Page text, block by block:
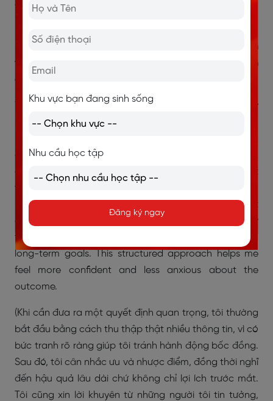
important decisions in your life?
How do you approach making important decisions in
your life? (Bạn tiếp cận việc đưa ra các quyết định
quan trọng trong cuộc sống như thế nào?)
When I need to make an important decision, I usually
start by gathering as much information as possible,
on impulse. Then I weigh the pros and cons and think
about the long-term consequences rather than just
the immediate benefits. I also try to get advice from
people I trust, especially if they have experience in that
area. Once I’ve considered all these factors, I follow
the option that aligns most closely with my values and
long-term goals. This structured approach helps me
feel more confident and less anxious about the
outcome.
(Khi cần đưa ra một quyết định quan trọng, tôi thường
bắt đầu bằng cách thu thập thật nhiều thông tin, vì có
bức tranh rõ ràng giúp tôi tránh hành động bốc đồng.
Sau đó, tôi cân nhắc ưu và nhược điểm, đồng thời nghĩ
đến hậu quả lâu dài chứ không chỉ lợi ích trước mắt.
Tôi cũng xin lời khuyên từ những người tôi tin tưởng,
Khu vực bạn đang sinh sống
Nhu cầu học tập
Đăng ký ngay